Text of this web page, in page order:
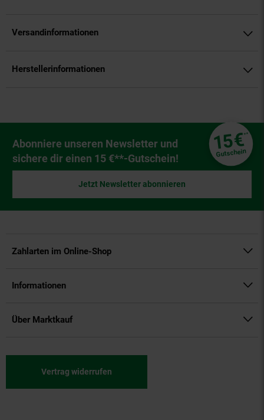
Versandinformationen
Herstellerinformationen
Newsletter Anmeldung
Abonniere unseren Newsletter und
sichere dir einen 15 €**-Gutschein!
15€**
Gutschein
Jetzt Newsletter abonnieren
Zahlarten im Online-Shop
Informationen
Über Marktkauf
Vertrag widerrufen